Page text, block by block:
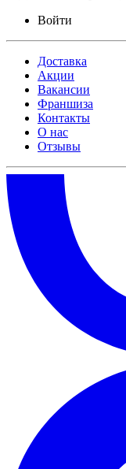
Войти
Доставка
Акции
Вакансии
Франшиза
Контакты
О нас
Отзывы